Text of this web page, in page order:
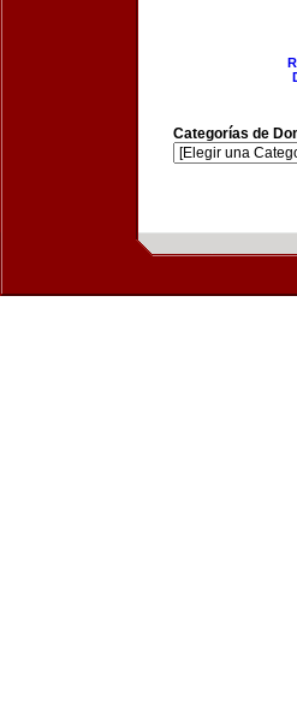
Categorías de